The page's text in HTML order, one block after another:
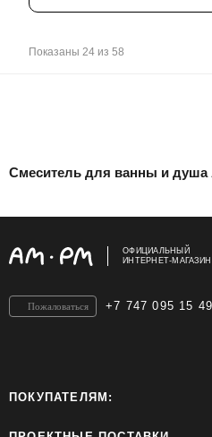
Показаны 24 из 58
Смеситель для ванны и душа
ОФИЦИАЛЬНЫЙ
ИНТЕРНЕТ-МАГАЗИН
+7 747 095 15 49
Пожаловаться
ПОКУПАТЕЛЯМ: